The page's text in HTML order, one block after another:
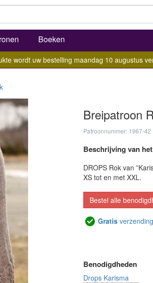
Boeken
wordt uw bestelling maandag 10 augustus
Breipatroon
Patroonnummer: 1967-42
Beschrijving van
DROPS Rok van
XS tot en met XXL.
Bestel alle
Gratis verzending
Benodigdheden
Drops Karisma